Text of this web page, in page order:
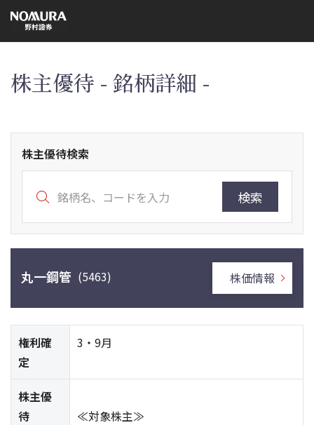
の
ー
株主優待 - 銘柄詳細 -
株主優待検索
検索
丸一鋼管 (5463) 株価情報
権利確
定
3・9月
株主優
待
≪対象株主≫